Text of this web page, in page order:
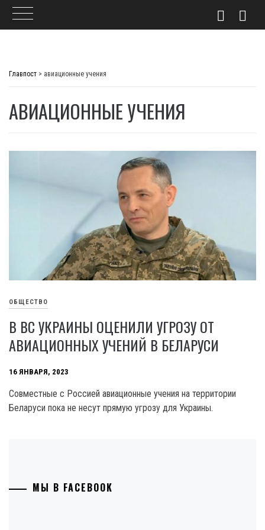
Главпост > авиационные учения
АВИАЦИОННЫЕ УЧЕНИЯ
ОБЩЕСТВО
В ВС УКРАИНЫ ОЦЕНИЛИ УГРОЗУ ОТ
АВИАЦИОННЫХ УЧЕНИЙ В БЕЛАРУСИ
16 ЯНВАРЯ, 2023
Совместные с Россией авиационные учения на территории
Беларуси пока не несут прямую угрозу для Украины.
МЫ В FACEBOOK